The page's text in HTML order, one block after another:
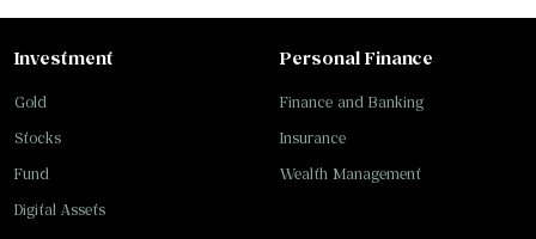
Investment
Gold
Stocks
Fund
Digital Assets
Personal Finance
Finance and Banking
Insurance
Wealth Management